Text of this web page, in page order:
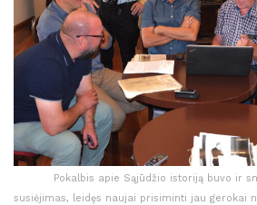
Pokalbis apie Sąjūdžio istoriją buvo ir
susiėjimas, leidęs naujai prisiminti jau gerokai